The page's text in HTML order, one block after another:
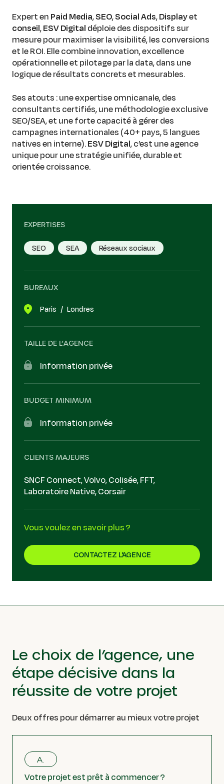
Expert en Paid Media,SEO,Social Ads,Displayet
conseil,ESV Digital déploie des dispositifs sur
mesure pour maximiser la visibilité, les conversions
et le ROI. Elle combine innovation, excellence
opérationnelle et pilotage par la data, dans une
logique de résultats concrets et mesurables.
Ses atouts : une expertise omnicanale, des
consultants certifiés, une méthodologie exclusive
SEO/SEA, et une forte capacité à gérer des
campagnes internationales (40+ pays, 5 langues
natives en interne).ESV Digital, c’est une agence
unique pour une stratégie unifiée, durable et
orientée croissance.
EXPERTISES
SEO SEA Réseaux sociaux
BUREAUX
Paris Londres
TAILLE DE L’AGENCE
Information privée
BUDGET MINIMUM
Information privée
CLIENTS MAJEURS
SNCF Connect, Volvo, Colisée, FFT,
Laboratoire Native, Corsair
Vous voulez en savoir plus ?
CONTACTEZ L'AGENCE
Le choix de l’agence, une
étape décisive dans la
réussite de votre projet
Deux offres pour démarrer au mieux votre projet
A.
Votre projet est prêt à commencer ?